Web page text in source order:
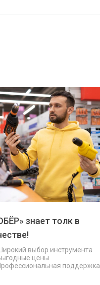
знает толк в
Широкий выбор инструмента
цены
поддержка